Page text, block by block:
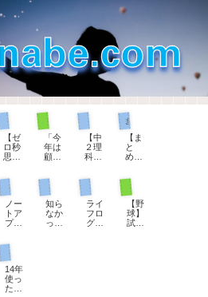
当として
ゼロ秒思考
【ゼ
ロ秒
思
を大
切に
思え
るよ
うに
100の
質問
部活動顧問として
「今
年は
顧問
てく
ださ
い」
、担
当す
理科の授業
【中
２理
科】
を学
ぶと
楽し
くな
る花
まとめページ
【ま
と
め】
生へ
のコ
メン
ト例
文
当として
パソコン
ノー
トア
プリ
ろい
ろ検
討し
て、
UpNo
teに
管理職として
知ら
なか
っ
教師手帳
ライ
フロ
グの
部活動顧問として
【野
球】
試合
ング
パソコン
14年
使っ
た